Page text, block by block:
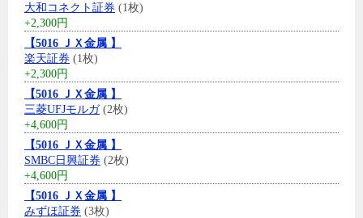
大和コネクト証券 (1枚)
+2,300円
【5016 ＪＸ金属 】
楽天証券 (1枚)
+2,300円
【5016 ＪＸ金属 】
三菱UFJモルガ(2枚)
+4,600円
【5016 ＪＸ金属 】
SMBC日興証券 (2枚)
+4,600円
【5016 ＪＸ金属 】
みずほ証券 (3枚)